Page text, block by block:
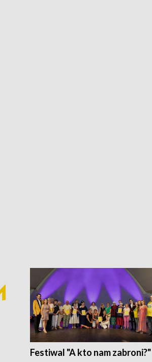
Festiwal "A kto nam zabroni?"